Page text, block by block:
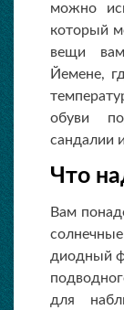
можно
который
вещи
Йемене,
обуви
сандалии
Что
Вам
диодный
для